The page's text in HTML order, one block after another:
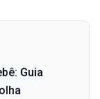
Guia